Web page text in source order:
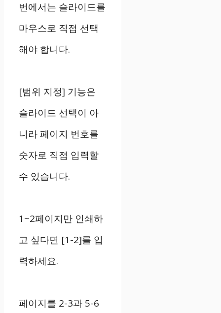
번에서는 슬라이드를
마우스로 직접 선택
해야 합니다.
[범위 지정] 기능은
슬라이드 선택이 아
니라 페이지 번호를
숫자로 직접 입력할
수 있습니다.
1~2페이지만 인쇄하
고 싶다면 [1-2]를 입
력하세요.
페이지를 2-3과 5-6